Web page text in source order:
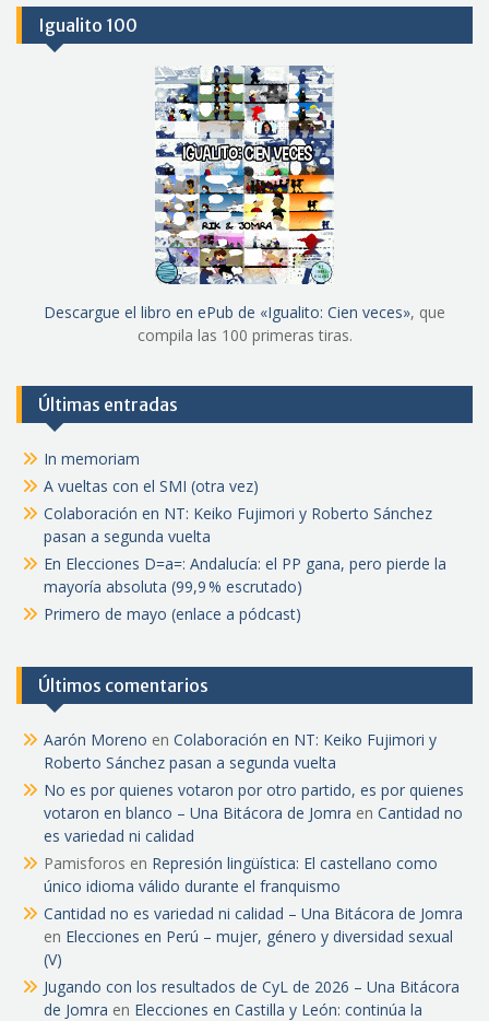
Igualito 100
Descargue el libro en ePub de «Igualito: Cien veces», que
compila las 100 primeras tiras.
Últimas entradas
In memoriam
A vueltas con el SMI (otra vez)
Colaboración en NT: Keiko Fujimori y Roberto Sánchez
pasan a segunda vuelta
En Elecciones D=a=: Andalucía: el PP gana, pero pierde la
mayoría absoluta (99,9 % escrutado)
Primero de mayo (enlace a pódcast)
Últimos comentarios
Aarón Moreno en Colaboración en NT: Keiko Fujimori y
Roberto Sánchez pasan a segunda vuelta
No es por quienes votaron por otro partido, es por quienes
votaron en blanco – Una Bitácora de Jomra en Cantidad no
es variedad ni calidad
Pamisforos en Represión lingüística: El castellano como
único idioma válido durante el franquismo
Cantidad no es variedad ni calidad – Una Bitácora de Jomra
en Elecciones en Perú – mujer, género y diversidad sexual
(V)
Jugando con los resultados de CyL de 2026 – Una Bitácora
de Jomra en Elecciones en Castilla y León: continúa la